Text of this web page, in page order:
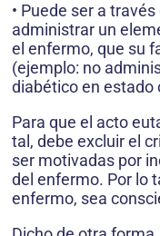
• Puede ser a
administrar un
el enfermo, que su
(ejemplo: no
diabético en estado
Para que el acto
tal, debe excluir el
ser motivadas por
del enfermo. Por lo
enfermo, sea